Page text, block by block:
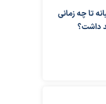
تا چه زمانی
داشت؟